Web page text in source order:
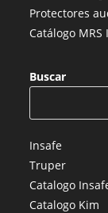
Protectores
Catálogo MRS
Buscar
Insafe
Truper
Catalogo
Catalogo Kim